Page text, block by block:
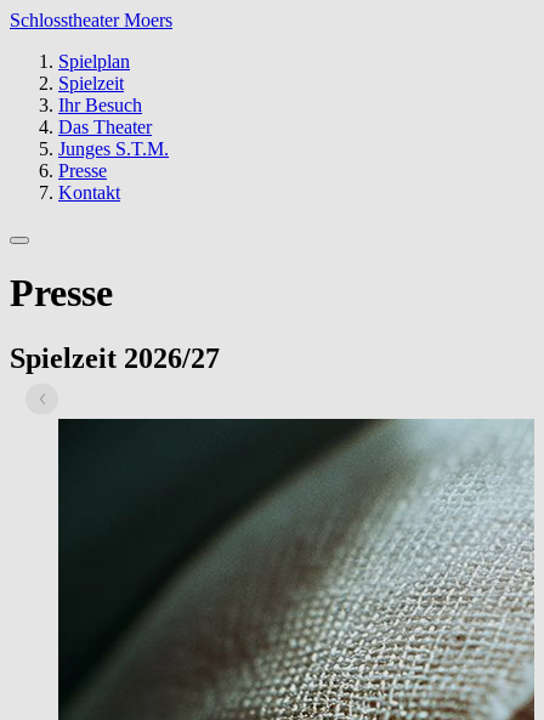
Schlosstheater Moers
Spielplan
Spielzeit
Ihr Besuch
Das Theater
Junges S.T.M.
Presse
Kontakt
Presse
Spielzeit 2026/27